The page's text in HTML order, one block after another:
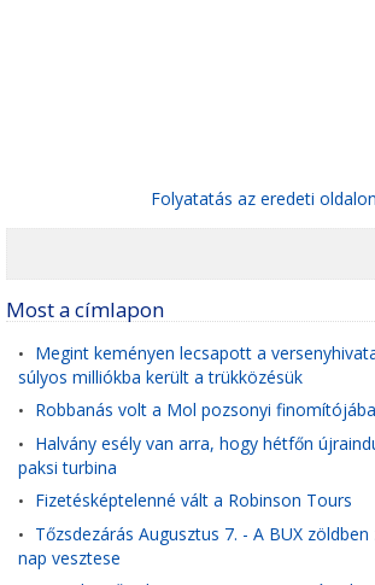
Folyatatás az eredeti
Most a címlapon
• Megint keményen lecsapott a
súlyos milliókba került a trükközésük
• Robbanás volt a Mol pozsonyi
• Halvány esély van arra, hogy hétfőn
paksi turbina
• Fizetésképtelenné vált a Robinson Tours
• Tőzsdezárás Augusztus 7. - A BUX
nap vesztese